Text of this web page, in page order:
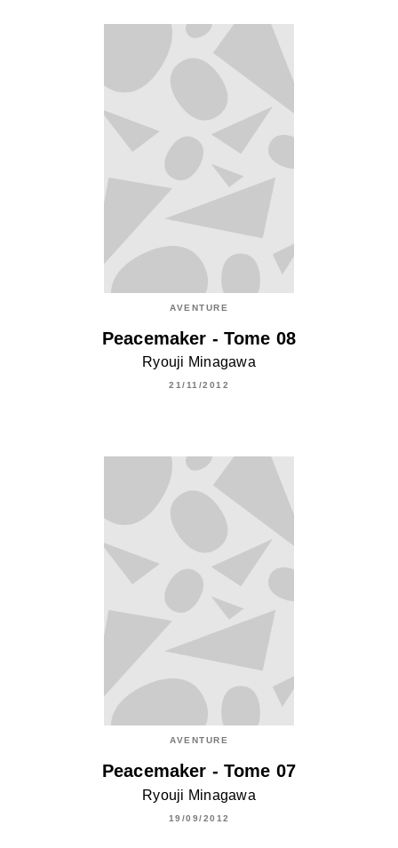
AVENTURE
Peacemaker - Tome 08
Ryouji Minagawa
21/11/2012
AVENTURE
Peacemaker - Tome 07
Ryouji Minagawa
19/09/2012